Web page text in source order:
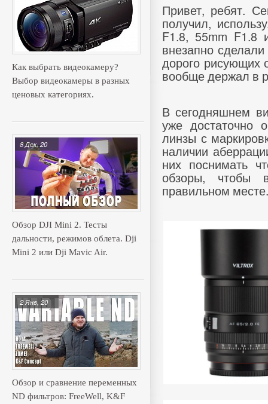
Как выбрать видеокамеру?
Выбор видеокамеры в разных
ценовых категориях.
Обзор DJI Mini 2. Тесты
дальности, режимов облета. Dji
Mini 2 или Dji Mavic Air.
8 Дек, 20
Обзор и сравнение переменных
ND фильтров: FreeWell, K&F
2 Янв, 20
Привет, ребят.
получил,
F1.8, 55mm F1.8
внезапно
дорого рисующих
вообще держал в
В сегодняшнем
уже достаточно
линзы с
наличии
них поснимать
обзоры, чтобы
правильном месте.